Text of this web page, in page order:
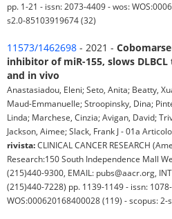
pp. 1-21 - issn: 2073-4409 - wos:
s2.0-85103919674 (32)
11573/1462698 - 2021 -
inhibitor of miR-155, slows
and in vivo
Anastasiadou, Eleni; Seto, Anita; Beatty,
Maud-Emmanuelle; Stroopinsky, Dina;
Linda; Marchese, Cinzia; Avigan, David;
Jackson, Aimee; Slack, Frank J - 01a
rivista:CLINICAL CANCER RESEARCH
Research:150 South Independence Mall
(215)440-9300, EMAIL: pubs@aacr.org,
(215)440-7228) pp. 1139-1149 - issn:
WOS:000620168400028 (119) - scopus: